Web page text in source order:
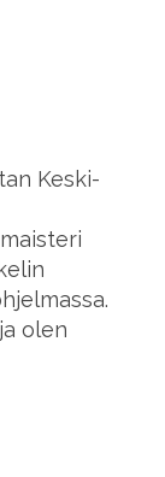
Keski-
olen